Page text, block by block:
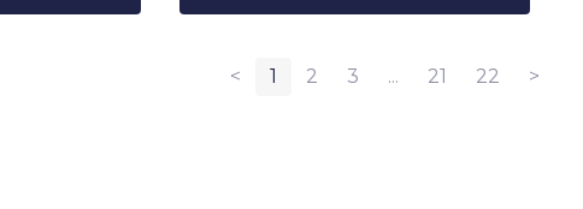
< 1 2 3 ... 21 22 >